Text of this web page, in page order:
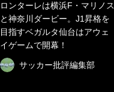
ロンターレは横浜F・マリノス
と神奈川ダービー。J1昇格を
目指すベガルタ仙台はアウェ
イゲームで開幕！
サッカー批評編集部